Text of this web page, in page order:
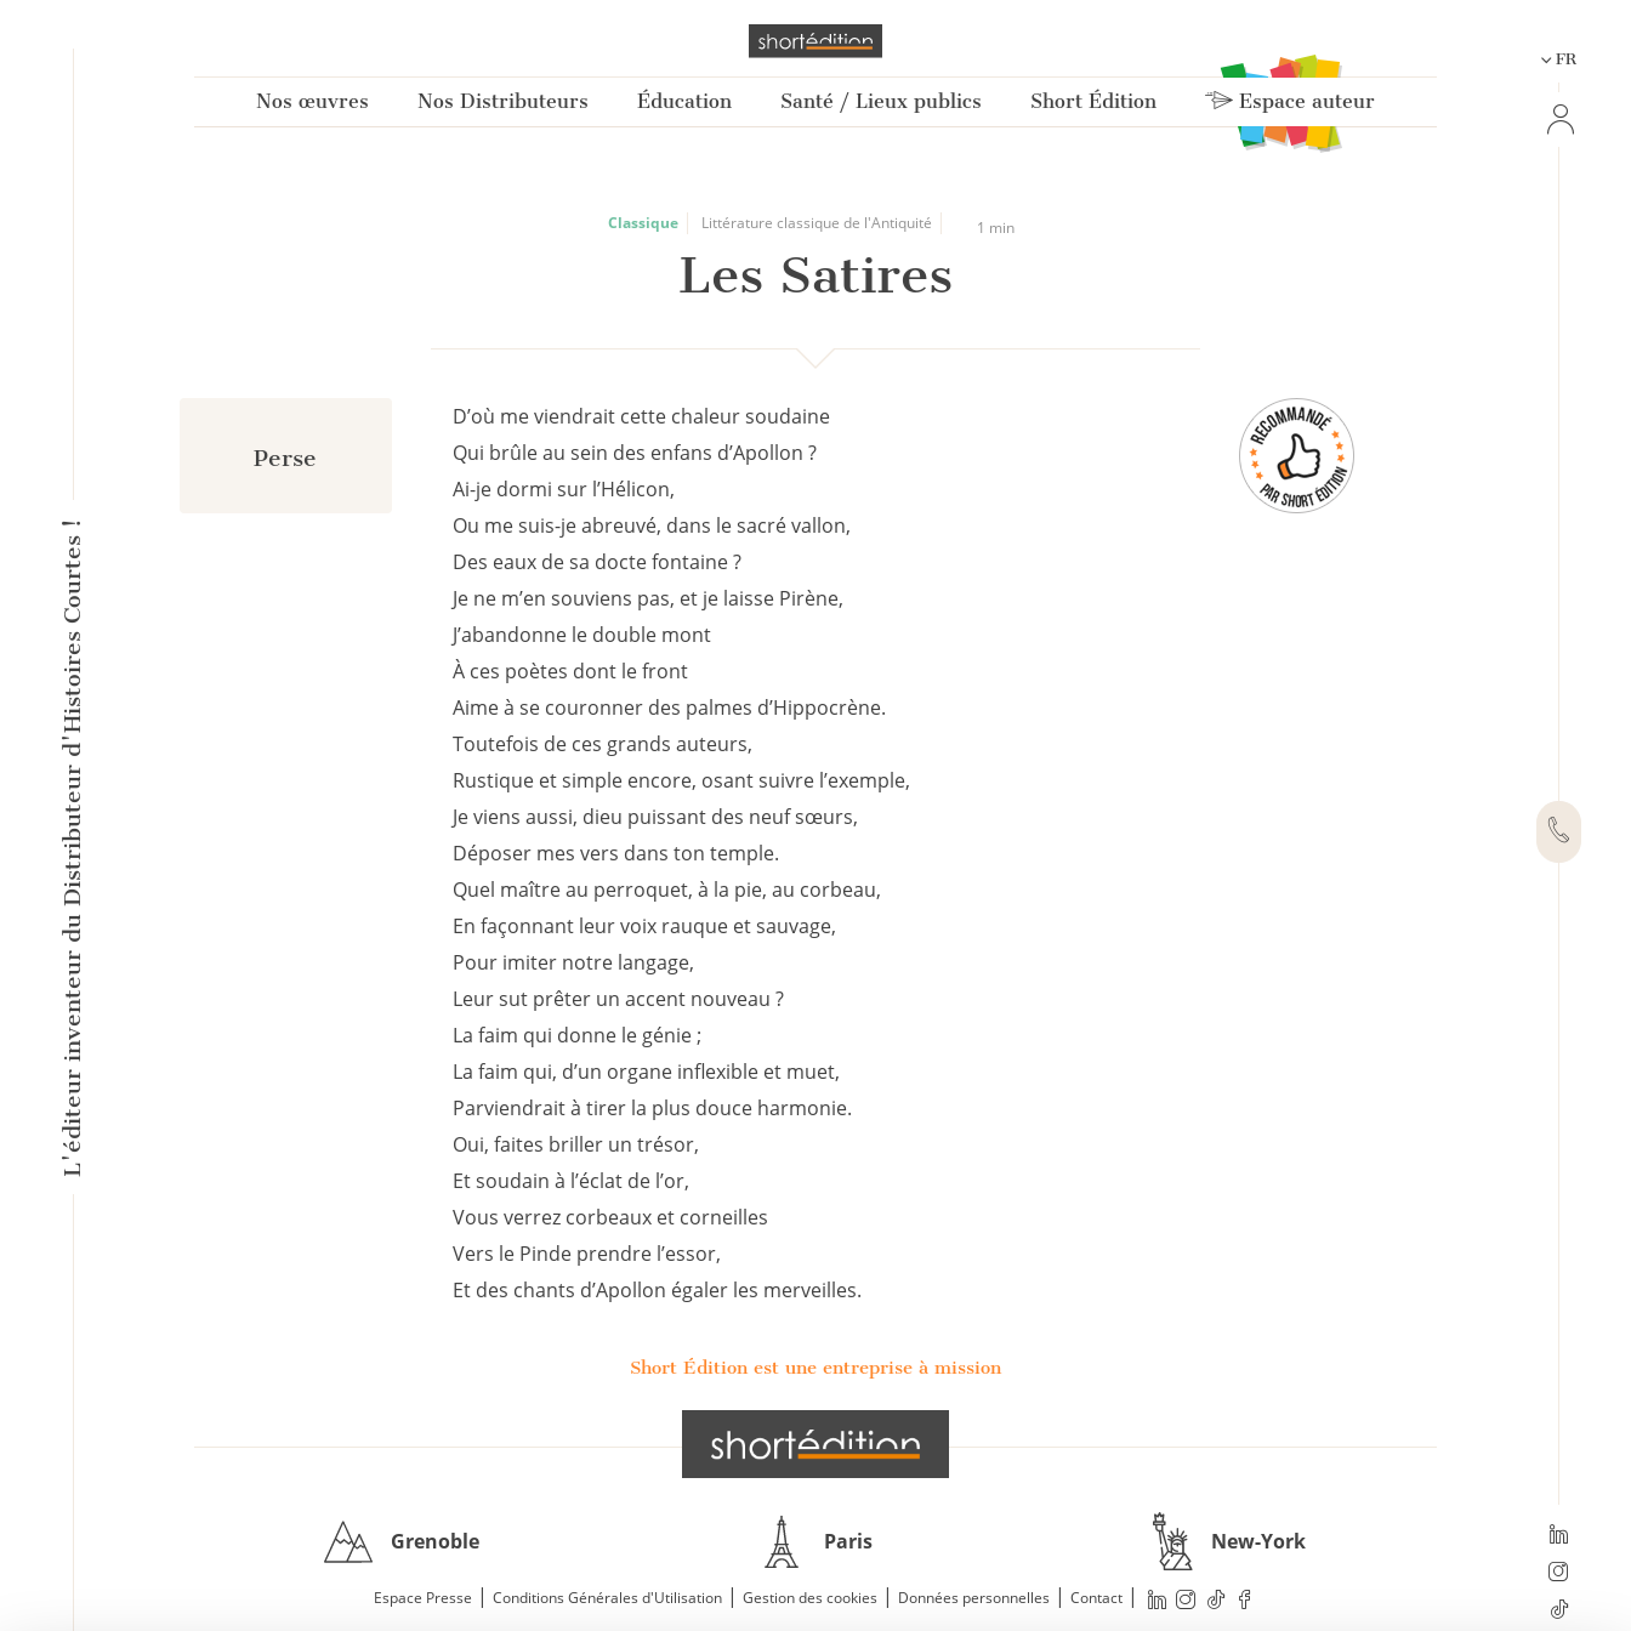
L'éditeur inventeur du Distributeur d'Histoires Courtes !
Nos œuvres Nos Distributeurs Éducation Santé / Lieux publics Short Édition Espace auteur
FR
Classique Littérature classique de l'Antiquité 1 min
Les Satires
Perse
D’où me viendrait cette chaleur soudaine
Qui brûle au sein des enfans d’Apollon ?
Ai-je dormi sur l’Hélicon,
Ou me suis-je abreuvé, dans le sacré vallon,
Des eaux de sa docte fontaine ?
Je ne m’en souviens pas, et je laisse Pirène,
J’abandonne le double mont
À ces poètes dont le front
Aime à se couronner des palmes d’Hippocrène.
Toutefois de ces grands auteurs,
Rustique et simple encore, osant suivre l’exemple,
Je viens aussi, dieu puissant des neuf sœurs,
Déposer mes vers dans ton temple.
Quel maître au perroquet, à la pie, au corbeau,
En façonnant leur voix rauque et sauvage,
Pour imiter notre langage,
Leur sut prêter un accent nouveau ?
La faim qui donne le génie ;
La faim qui, d’un organe inflexible et muet,
Parviendrait à tirer la plus douce harmonie.
Oui, faites briller un trésor,
Et soudain à l’éclat de l’or,
Vous verrez corbeaux et corneilles
Vers le Pinde prendre l’essor,
Et des chants d’Apollon égaler les merveilles.
Short Édition est une entreprise à mission
Grenoble Paris New-York
Espace Presse | Conditions Générales d'Utilisation | Gestion des cookies | Données personnelles | Contact |